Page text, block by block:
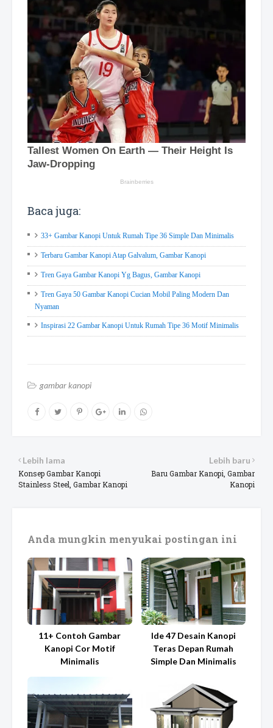
Baca juga:
33+ Gambar Kanopi Untuk Rumah Tipe 36 Simple Dan Minimalis
Terbaru Gambar Kanopi Atap Galvalum, Gambar Kanopi
Tren Gaya Gambar Kanopi Yg Bagus, Gambar Kanopi
Tren Gaya 50 Gambar Kanopi Cucian Mobil Paling Modern Dan
Nyaman
Inspirasi 22 Gambar Kanopi Untuk Rumah Tipe 36 Motif Minimalis
gambar kanopi
Lebih baru
Baru Gambar Kanopi, Gambar
Kanopi
Lebih lama
Konsep Gambar Kanopi
Stainless Steel, Gambar Kanopi
Anda mungkin menyukai postingan ini
11+ Contoh Gambar
Kanopi Cor Motif
Minimalis
Ide 47 Desain Kanopi
Teras Depan Rumah
Simple Dan Minimalis